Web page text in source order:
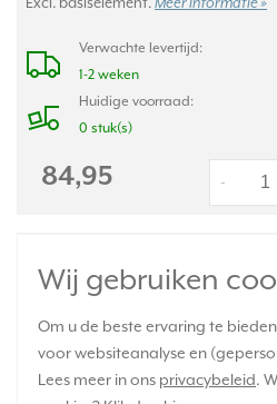
Wij gebruiken
Om u de beste ervaring te
voor websiteanalyse en
Lees meer in ons privacybeleid.
Meer informatie »
Verwachte levertijd:
1-2 weken
Huidige voorraad:
0 stuk(s)
84,95 -
pijlsymbolen CD500